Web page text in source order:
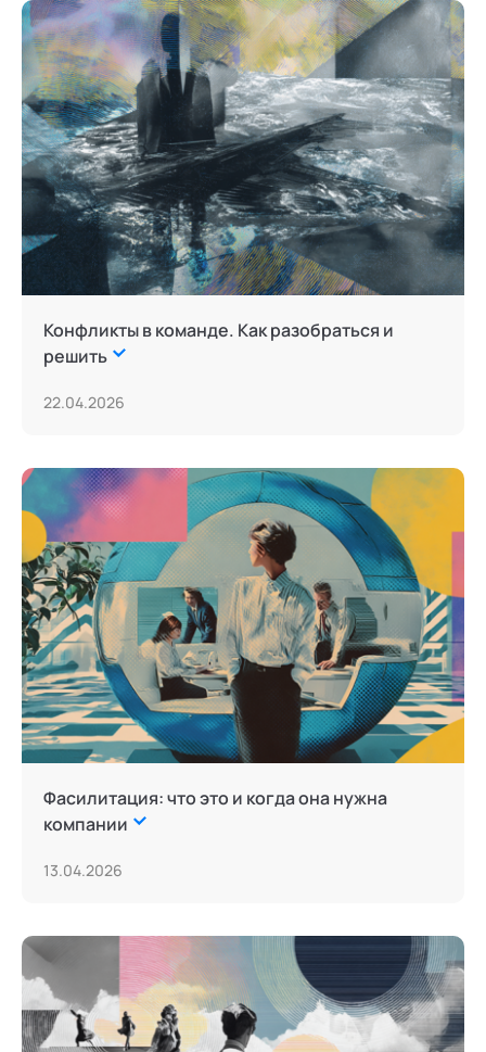
Конфликты в команде. Как разобраться и
решить
22.04.2026
Фасилитация: что это и когда она нужна
компании
13.04.2026